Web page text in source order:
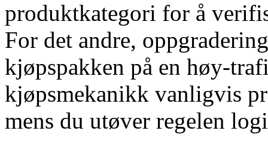
produktkategori for å
For det andre,
kjøpspakken på en høy-
kjøpsmekanikk vanligvis
mens du utøver regelen